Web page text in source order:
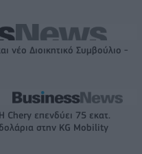
νέο Διοικητικό Συμβούλιο -
Η Chery επενδύει 75 εκατ.
δολάρια στην KG Mobility